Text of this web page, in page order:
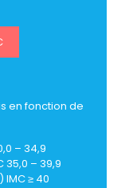
en fonction de
– 34,9
35,0 – 39,9
≥ 40